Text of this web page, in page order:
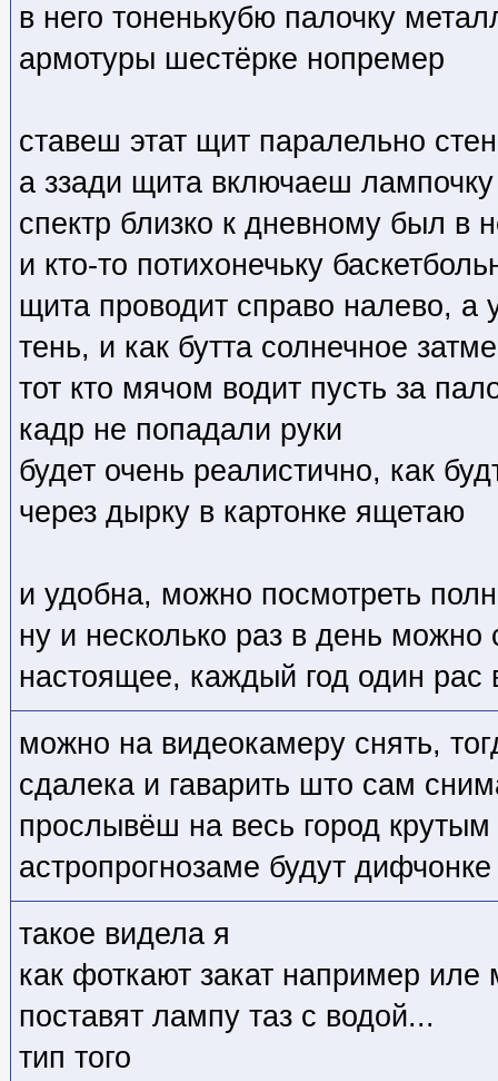
в него тоненькубю палочку
армотуры шестёрке нопремер
ставеш этат щит паралельно
а ззади щита включаеш
спектр близко к дневному был в
и кто-то потихонечьку
щита проводит справо налево, а
тень, и как бутта солнечное
тот кто мячом водит пусть за
кадр не попадали руки
будет очень реалистично, как
через дырку в картонке ящетаю
и удобна, можно посмотреть
ну и несколько раз в день можно
настоящее, каждый год один рас
можно на видеокамеру снять,
сдалека и гаварить што сам
прослывёш на весь город
астропрогнозаме будут дифчонке
такое видела я
как фоткают закат например иле
поставят лампу таз с водой...
тип того